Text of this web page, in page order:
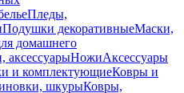
Пледы,
Подушки декоративныеМаски,
домашнего
аксессуарыНожиАксессуары
и комплектующиеКовры и
шкурыКовры,